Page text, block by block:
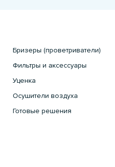
Бризеры (проветриватели)
Фильтры и аксессуары
Уценка
Осушители воздуха
Готовые решения